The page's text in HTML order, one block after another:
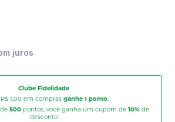
Clube Fidelidade
1,00 em compras ganhe 1 ponto,
500 pontos, você ganha um cupom de 10% de
desconto